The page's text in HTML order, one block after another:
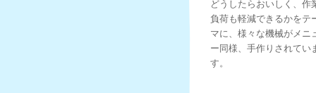
どうしたらおいしく、作
負荷も軽減できるかをテ
マに、様々な機械がメニ
ー同様、手作りされてい
す。